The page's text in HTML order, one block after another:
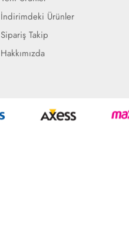
İndirimdeki Ürünler
Sipariş Takip
Hakkımızda